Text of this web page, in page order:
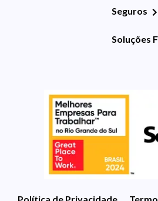
Seguros
Soluções
Política de Privacidade